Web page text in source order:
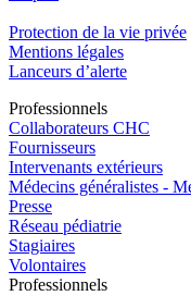
Protection de la vie privée
Mentions légales
Lanceurs d’alerte
Professionnels
Collaborateurs CHC
Fournisseurs
Intervenants extérieurs
Médecins généralistes -
Presse
Réseau pédiatrie
Stagiaires
Volontaires
Professionnels